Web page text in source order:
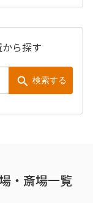
ら探す
検索する
・斎場一覧